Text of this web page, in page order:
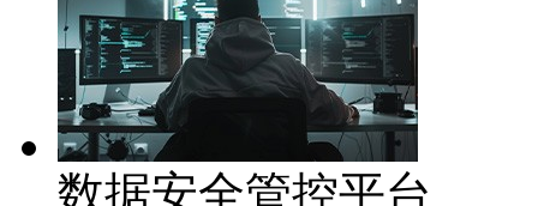
数据安全管控平台